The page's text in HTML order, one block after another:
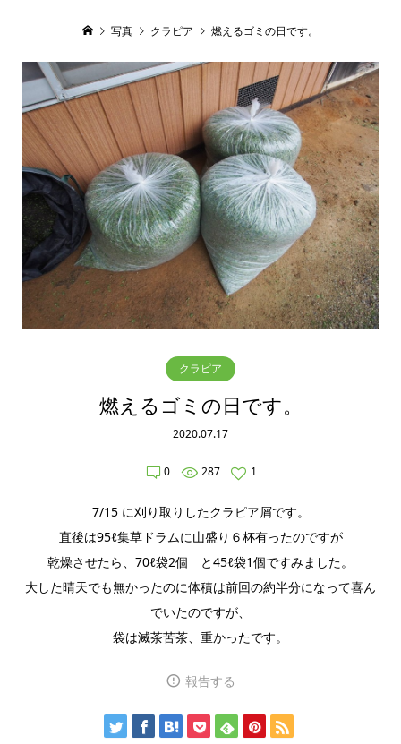
写真 クラピア 燃えるゴミの日です。
クラピア
燃えるゴミの日です。
2020.07.17
0 287 1
7/15 に刈り取りしたクラピア屑です。
直後は95ℓ集草ドラムに山盛り６杯有ったのですが
乾燥させたら、70ℓ袋2個 と45ℓ袋1個ですみました。
大した晴天でも無かったのに体積は前回の約半分になって喜ん
でいたのですが、
袋は滅茶苦茶、重かったです。
報告する